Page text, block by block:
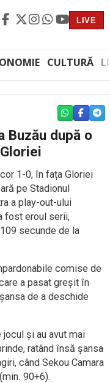
LIVE
CULTURĂ
WHATSAPP
Buzău după o
1-0, în fața Gloriei
pe Stadionul
a play-out-ului
fost eroul serii,
secunde de la
comise de
a pasat greșit în
de a deschide
și au avut mai
ratând însă șansa
când Sekou Camara
90+6).